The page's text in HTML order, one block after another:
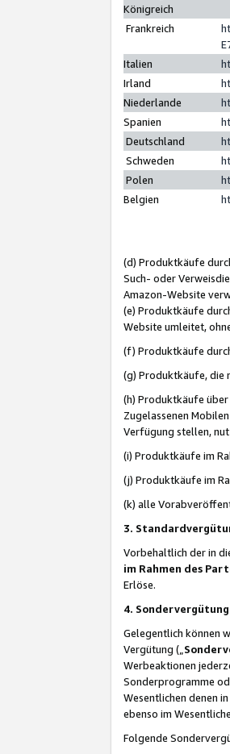
Königreich
Frankreich
Italien
Irland
Niederlande
Spanien
Deutschland
Schweden
Polen
Belgien
(d) Produktkäufe
Such- oder
Amazon-Website
(e) Produktkäufe
Website umleitet,
(f) Produktkäufe
(g) Produktkäufe, die
(h) Produktkäufe über
Zugelassenen
Verfügung stellen,
(i) Produktkäufe im
(j) Produktkäufe im
(k) alle
3.
Vorbehaltlich der in
im Rahmen des
Erlöse.
4.
Gelegentlich können
Vergütung („
Werbeaktionen
Sonderprogramme
Wesentlichen denen
ebenso im
Folgende